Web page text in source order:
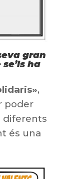
gran
ha
,
poder
diferents
és una